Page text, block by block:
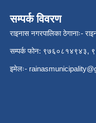
सम्पर्क विवरण
राइनास नगरपालिका ठेगानाः-
सम्पर्क फोन:
इमेलः-